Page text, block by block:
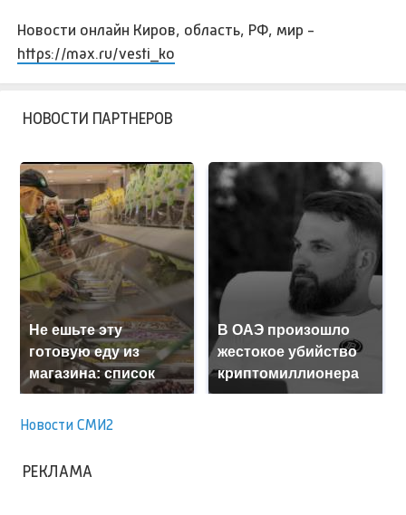
Новости онлайн Киров, область, РФ, мир -
https://max.ru/vesti_ko
НОВОСТИ ПАРТНЕРОВ
Не ешьте эту
готовую еду из
магазина: список
В ОАЭ произошло
жестокое убийство
криптомиллионера
Новости СМИ2
РЕКЛАМА